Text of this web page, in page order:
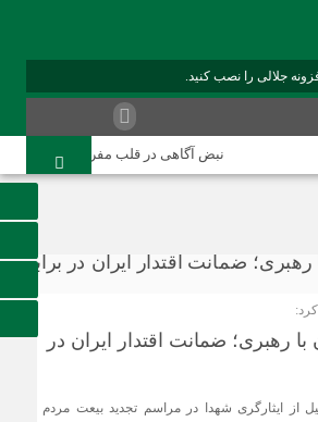
جلالی را نصب کنید.
نبض آگاهی در قلب مفرغ؛ واکاوی
رهبری؛ ضمانت اقتدار ایران در
از ایثارگری شهدا در مراسم تجدید بیعت مردم